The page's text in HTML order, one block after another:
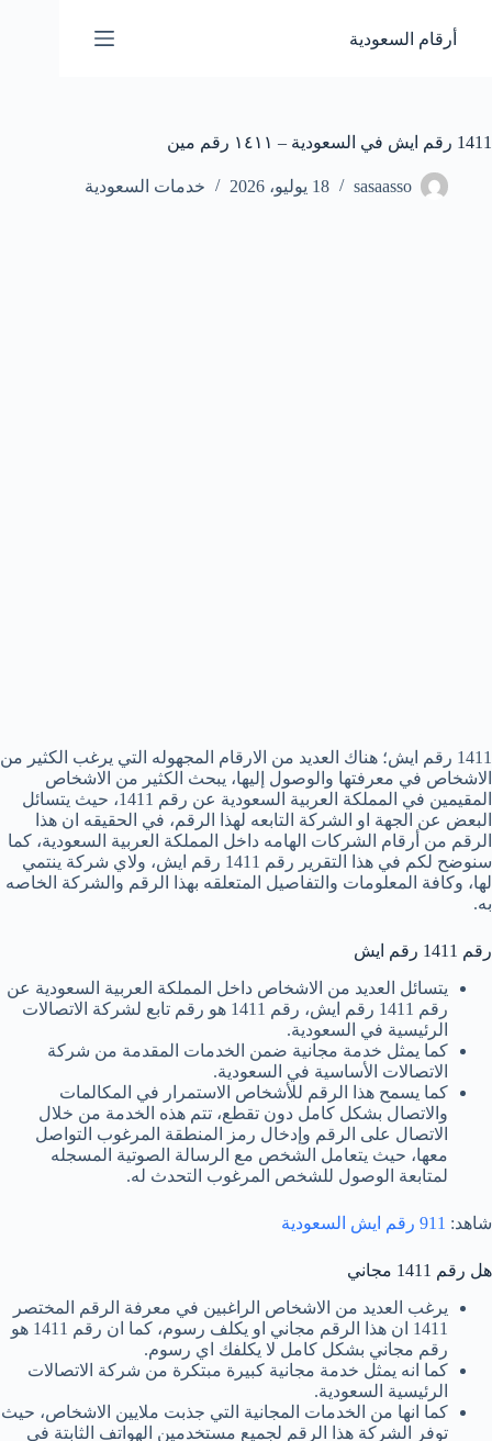
المحتوى
أرقام السعودية
1411 رقم ايش في السعودية – ١٤١١ رقم مين
sasaasso 18 يوليو، 2026 خدمات السعودية
1411 رقم ايش؛ هناك العديد من الارقام المجهوله التي يرغب الكثير من
الاشخاص في معرفتها والوصول إليها، يبحث الكثير من الاشخاص
المقيمين في المملكة العربية السعودية عن رقم 1411، حيث يتسائل
البعض عن الجهة او الشركة التابعه لهذا الرقم، في الحقيقه ان هذا
الرقم من أرقام الشركات الهامه داخل المملكة العربية السعودية، كما
سنوضح لكم في هذا التقرير رقم 1411 رقم ايش، ولاي شركة ينتمي
لها، وكافة المعلومات والتفاصيل المتعلقه بهذا الرقم والشركة الخاصه
به.
رقم 1411 رقم ايش
يتسائل العديد من الاشخاص داخل المملكة العربية السعودية عن
رقم 1411 رقم ايش، رقم 1411 هو رقم تابع لشركة الاتصالات
الرئيسية في السعودية.
كما يمثل خدمة مجانية ضمن الخدمات المقدمة من شركة
الاتصالات الأساسية في السعودية.
كما يسمح هذا الرقم للأشخاص الاستمرار في المكالمات
والاتصال بشكل كامل دون تقطع، تتم هذه الخدمة من خلال
الاتصال على الرقم وإدخال رمز المنطقة المرغوب التواصل
معها، حيث يتعامل الشخص مع الرسالة الصوتية المسجله
لمتابعة الوصول للشخص المرغوب التحدث له.
شاهد: 911 رقم ايش السعودية
هل رقم 1411 مجاني
يرغب العديد من الاشخاص الراغبين في معرفة الرقم المختصر
1411 ان هذا الرقم مجاني او يكلف رسوم، كما ان رقم 1411 هو
رقم مجاني بشكل كامل لا يكلفك اي رسوم.
كما انه يمثل خدمة مجانية كبيرة مبتكرة من شركة الاتصالات
الرئيسية السعودية.
كما انها من الخدمات المجانية التي جذبت ملايين الاشخاص، حيث
توفر الشركة هذا الرقم لجميع مستخدمين الهواتف الثابتة في